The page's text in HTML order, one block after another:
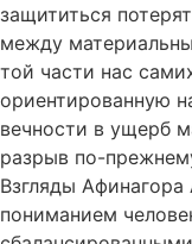
защититься
между
той части нас
ориентированную
вечности в ущерб
разрыв по-
Взгляды
пониманием